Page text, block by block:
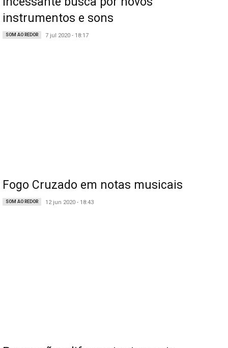
instrumentos e sons
SOM AO REDOR 7 jul 2020 - 18:17
Fogo Cruzado em notas musicais
SOM AO REDOR 12 jun 2020 - 18:43